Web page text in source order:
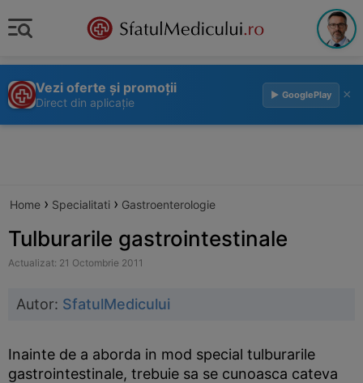
Vezi oferte și promoții
Direct din aplicație
▶ GooglePlay ×
Home › Specialitati › Gastroenterologie
Tulburarile gastrointestinale
Actualizat: 21 Octombrie 2011
Autor: SfatulMedicului
Inainte de a aborda in mod special tulburarile
gastrointestinale, trebuie sa se cunoasca cateva